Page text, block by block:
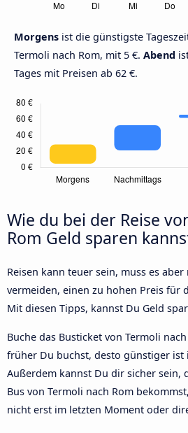
Morgens ist die günstigste
Termoli nach Rom, mit 5 €. Abend
Tages mit Preisen ab 62 €.
Wie du bei der Reise
Rom Geld sparen
Reisen kann teuer sein, muss es
vermeiden, einen zu hohen Preis für
Mit diesen Tipps, kannst Du Geld
Buche das Busticket von Termoli
früher Du buchst, desto günstiger ist
Außerdem kannst Du dir sicher sein,
Bus von Termoli nach Rom
nicht erst im letzten Moment oder